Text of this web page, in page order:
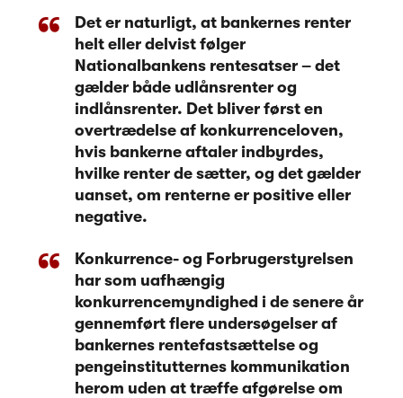
Det er naturligt, at bankernes renter
helt eller delvist følger
Nationalbankens rentesatser – det
gælder både udlånsrenter og
indlånsrenter. Det bliver først en
overtrædelse af konkurrenceloven,
hvis bankerne aftaler indbyrdes,
hvilke renter de sætter, og det gælder
uanset, om renterne er positive eller
negative.
Konkurrence- og Forbrugerstyrelsen
har som uafhængig
konkurrencemyndighed i de senere år
gennemført flere undersøgelser af
bankernes rentefastsættelse og
pengeinstitutternes kommunikation
herom uden at træffe afgørelse om